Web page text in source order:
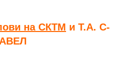
на СКТМ и Т.А. С-